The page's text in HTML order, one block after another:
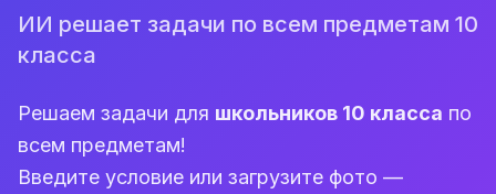
ИИ решает задачи по всем предметам 10
класса
Решаем задачи для школьников 10 класса по
всем предметам!
Введите условие или загрузите фото —